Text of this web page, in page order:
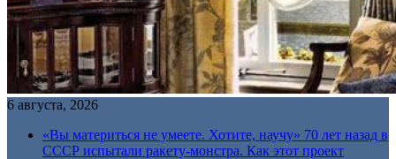
6 августа, 2026
«Вы материться не умеете. Хотите, научу» 70 лет назад в
СССР испытали ракету-монстра. Как этот проект